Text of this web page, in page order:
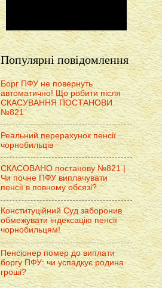
Популярні повідомлення
Борг ПФУ не повернуть
автоматично! Що робити після
СКАСУВАННЯ ПОСТАНОВИ
№821
Реальний перерахунок пенсії
чорнобильців
СКАСОВАНО постанову №821 |
Чи почне ПФУ виплачувати
пенсії в повному обсязі?
Конституційний Суд заборонив
обмежувати індексацію пенсії
чорнобильцям!
Пенсіонер помер до виплати
боргу ПФУ: чи успадкує родина
гроші?